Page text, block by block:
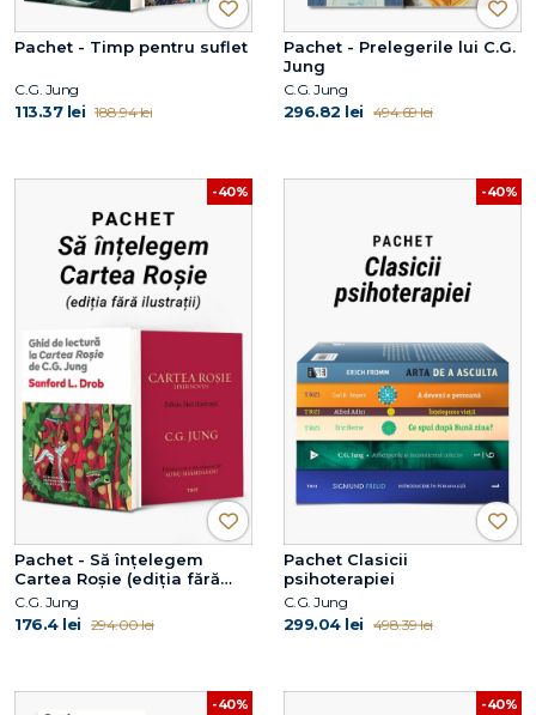
Pachet - Timp pentru suflet
C.G. Jung
113.37 lei 188.94 lei
Pachet - Prelegerile lui C.G.
Jung
C.G. Jung
296.82 lei 494.69 lei
-40%
Pachet - Să înțelegem
Cartea Roșie (ediția fără
ilustrații)
C.G. Jung
176.4 lei 294.00 lei
-40%
Pachet Clasicii
psihoterapiei
C.G. Jung
299.04 lei 498.39 lei
-40% -40%